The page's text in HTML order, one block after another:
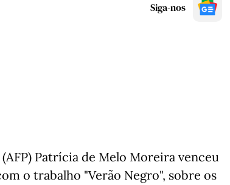
Siga-nos
Patrícia de Melo Moreira venceu
o trabalho "Verão Negro", sobre os